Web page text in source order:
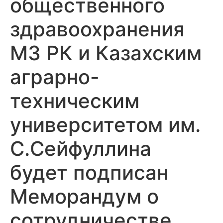
общественного
здравоохранения
МЗ РК и Казахским
аграрно-
техническим
университетом им.
С.Сейфуллина
будет подписан
Меморандум о